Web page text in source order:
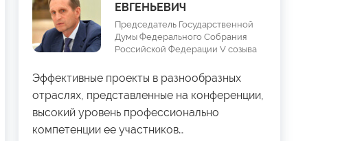
ЕВГЕНЬЕВИЧ
Председатель Государственной
Думы Федерального Собрания
Российской Федерации V созыва
Эффективные проекты в разнообразных
отраслях, представленные на конференции,
высокий уровень профессионально
компетенции ее участников…